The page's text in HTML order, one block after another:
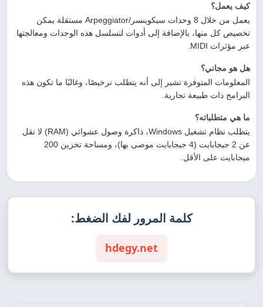
كيف يعمل؟
يعمل من خلال 8 وحدات سيكوينسر/Arpeggiator مستقلة يمكن
تخصيص كل منها، بالإضافة إلى أدوات لتسلسل هذه الوحدات ومعالجتها
عبر مؤثرات MIDI.
هل هو مجاني؟
المعلومات المتوفرة تشير إلى أنه يتطلب ترخيصًا، وغالبًا ما تكون هذه
البرامج ذات طبيعة تجارية.
ما هي متطلباته؟
يتطلب نظام تشغيل Windows، ذاكرة وصول عشوائي (RAM) لا تقل
عن 2 جيجابايت (4 جيجابايت موصى بها)، ومساحة تخزين 200
ميجابايت على الأقل.
كلمة المرور لفك الضغط:
hdegy.net